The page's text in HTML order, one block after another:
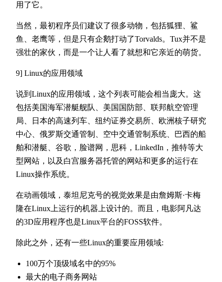
用了它。
当然，最初程序员们建议了很多动物，包括狐狸、鲨
鱼、老鹰等，但是只有企鹅打动了Torvalds。Tux并不是
强壮的家伙，而是一个让人看了就想和它亲近的萌货。
9] Linux的应用领域
说到Linux的应用领域，这个列表可能会相当庞大。这
包括美国海军潜艇舰队、美国国防部、联邦航空管理
局、日本的高速列车、纽约证券交易所、欧洲核子研究
中心、俄罗斯交通管制、空中交通管制系统、巴西的船
舶和潜艇、谷歌，脸谱网，思科，LinkedIn，推特等大
型网站，以及白宫服务器托管的网站和更多的运行在
Linux操作系统。
在动画领域，泰坦尼克号的视觉效果是由詹姆斯·卡梅
隆在Linux上运行的机器上设计的。而且，电影阿凡达
的3D应用程序也是Linux平台的FOSS软件。
除此之外，还有一些Linux的重要应用领域:
100万个顶级域名中的95%
最大的电子商务网站